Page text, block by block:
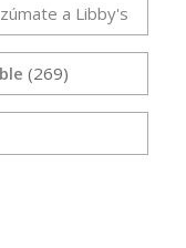
a Libby's
(269)